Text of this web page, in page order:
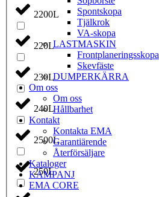
2200L
220L
230L
240L
2500L
250L
Spont­skopa
Tjäl­krok
VA­-skopa
LAST­MASKIN
Front­planerings­skopa
Skev­fäste
DUMPER­KÄRRA
Om oss
Om oss
Hållbarhet
Kontakt
Kontakta EMA
Garantiärende
Återförsäljare
Kataloger
KAMPANJ
EMA CORE